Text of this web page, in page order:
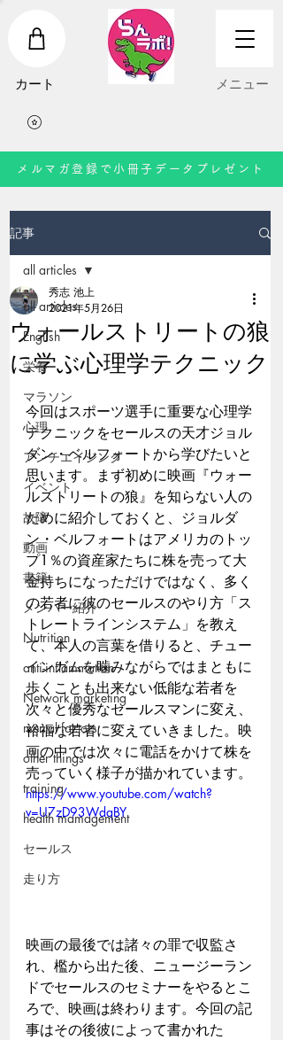
​カート ​メニュー
メルマガ登録で小冊子データプレゼント
記事
all articles
English
栄養
マラソン
心理
アンチエイジング
イベント
故障
動画
書籍
メンバー紹介
Nutrition
anti-inflammation
Network marketing
mental factors
other things
training
health mamagement
セールス
走り方
all articles
ウォールストリートの狼
に学ぶ心理学テクニック
秀志 池上
2021年5月26日
今回はスポーツ選手に重要な心理学
テクニックをセールスの天才ジョル
ダン・ベルフォートから学びたいと
思います。まず初めに映画『ウォー
ルストリートの狼』を知らない人の
ために紹介しておくと、ジョルダ
ン・ベルフォートはアメリカのトッ
プ1％の資産家たちに株を売って大
金持ちになっただけではなく、多く
の若者に彼のセールスのやり方「ス
トレートラインシステム」を教え
て、本人の言葉を借りると、チュー
インガムを噛みながらではまともに
歩くことも出来ない低能な若者を
次々と優秀なセールスマンに変え、
裕福な若者に変えていきました。映
画の中では次々に電話をかけて株を
売っていく様子が描かれています。
https://www.youtube.com/watch?
v=U7zD93WdqBY
映画の最後では諸々の罪で収監さ
れ、檻から出た後、ニュージーラン
ドでセールスのセミナーをやるとこ
ろで、映画は終わります。今回の記
事はその後彼によって書かれた